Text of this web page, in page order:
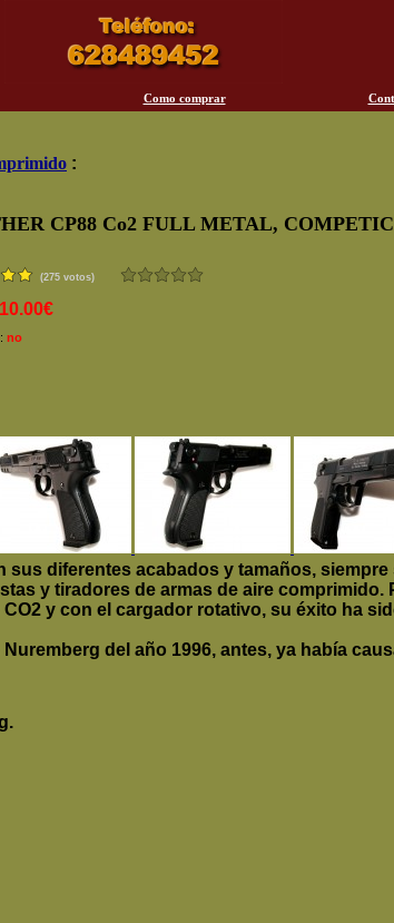
Como comprar
:
CP88 Co2 FULL METAL,
(275 votos)
no
sus diferentes acabados y tamaños,
y tiradores de armas de aire comprimido.
y con el cargador rotativo, su éxito ha
del año 1996, antes, ya había